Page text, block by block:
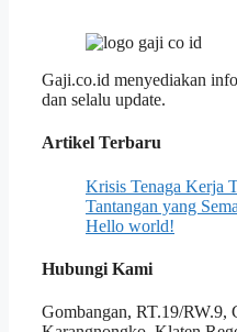
Gaji.co.id menyediakan
dan selalu update.
Artikel Terbaru
Krisis Tenaga Kerja
Tantangan yang
Hello world!
Hubungi Kami
Gombangan, RT.19/RW.9,